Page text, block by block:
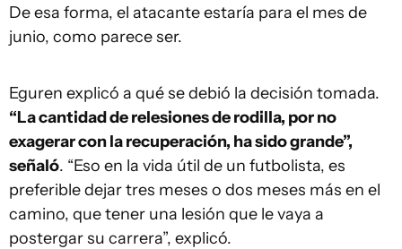
De esa forma, el atacante estaría para el mes de
junio, como parece ser.
Eguren explicó a qué se debió la decisión tomada.
“La cantidad de relesiones de rodilla, por no
exagerar con la recuperación, ha sido grande”,
señaló. “Eso en la vida útil de un futbolista, es
preferible dejar tres meses o dos meses más en el
camino, que tener una lesión que le vaya a
postergar su carrera”, explicó.